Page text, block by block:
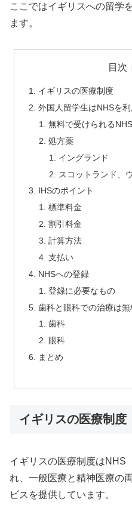
ここではイギリスへの留学
ます。
目次
イギリスの医療制度
外国人留学生はNHSを
無料で受けられる
処方薬
イングランド
スコットランド、
IHSのポイント
標準料金
割引料金
計算方法
支払い
NHSへの登録
登録に必要なもの
歯科と眼科での治療は
歯科
眼科
まとめ
イギリスの医療制度
イギリスの医療制度はNHS
れ、一般医療と精神医療の
ビスを提供しています。